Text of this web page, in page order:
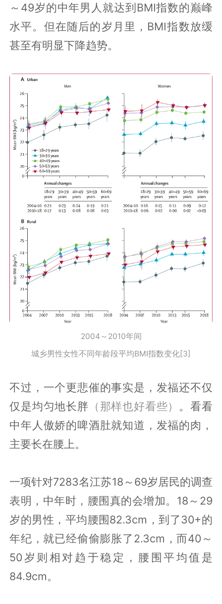
～49岁的中年男人就达到BMI指数的巅峰
水平。但在随后的岁月里，BMI指数放缓
甚至有明显下降趋势。
2004～2010年间
城乡男性女性不同年龄段平均BMI指数变化[3]
不过，一个更悲催的事实是，发福还不仅
仅是均匀地长胖 （那样也好看些） 。看看
中年人傲娇的啤酒肚就知道，发福的肉，
主要长在腰上。
一项针对7283名江苏18～69岁居民的调查
表明，中年时，腰围真的会增加。18～29
岁的男性，平均腰围82.3cm，到了30+的
年纪，就已经偷偷膨胀了2.3cm，而40～
50岁则相对趋于稳定，腰围平均值是
84.9cm。